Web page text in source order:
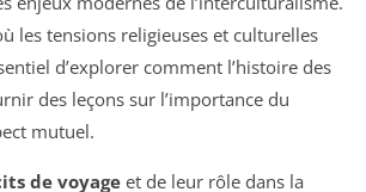
les tensions religieuses et culturelles
d’explorer comment l’histoire des
des leçons sur l’importance du
mutuel.
de voyageet de leur rôle dans la